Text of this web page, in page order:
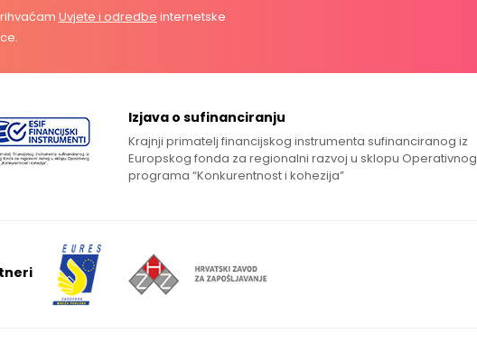
Uvjete i odredbe internetske
Izjava o sufinanciranju
Krajnji primatelj financijskog instrumenta sufinanciranog iz
Europskog fonda za regionalni razvoj u sklopu Operativnog
programa “Konkurentnost i kohezija”